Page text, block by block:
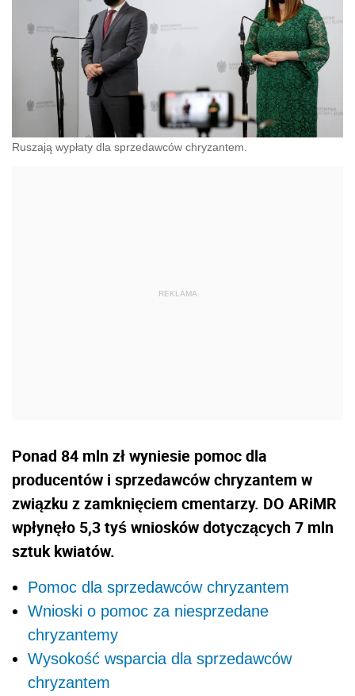
Ruszają wypłaty dla sprzedawców chryzantem.
Ponad 84 mln zł wyniesie pomoc dla
producentów i sprzedawców chryzantem w
związku z zamknięciem cmentarzy. DO ARiMR
wpłynęło 5,3 tyś wniosków dotyczących 7 mln
sztuk kwiatów.
Pomoc dla sprzedawców chryzantem
Wnioski o pomoc za niesprzedane
chryzantemy
Wysokość wsparcia dla sprzedawców
chryzantem